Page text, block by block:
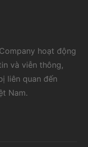
hoạt động
và viễn thông,
liên quan đến
Nam.